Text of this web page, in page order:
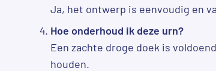
Ja, het ontwerp is eenvoudig en
Hoe onderhoud ik deze urn?
Een zachte droge doek is
houden.